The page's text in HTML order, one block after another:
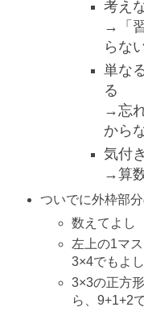
考え
→「
らな
単な
る
→忘
から
気付
→算
ついでに外枠部
数えてよし
左上の1マ
3×4でもよし
3×3の正方
ら、9+1+2